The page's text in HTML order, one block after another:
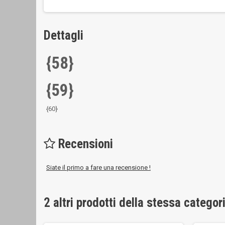
Dettagli
{58}
{59}
{60}
Recensioni
Siate il primo a fare una recensione !
2 altri prodotti della stessa